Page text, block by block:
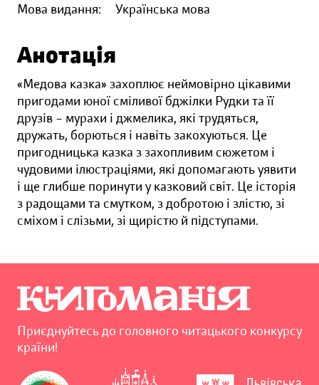
Мова видання:
Українська мова
Анотація
«Медова казка» захоплює неймовірно цікавими
пригодами юної сміливої бджілки Рудки та її
друзів – мурахи і джмелика, які трудяться,
дружать, борються і навіть закохуються. Це
пригодницька казка з захопливим сюжетом і
чудовими ілюстраціями, які допомагають уявити
і ще глибше поринути у казковий світ. Це історія
з радощами та смутком, з добротою і злістю, зі
сміхом і слізьми, зі щирістю й підступами.
Приєднуйтесь до головного читацького конкурсу
країни!